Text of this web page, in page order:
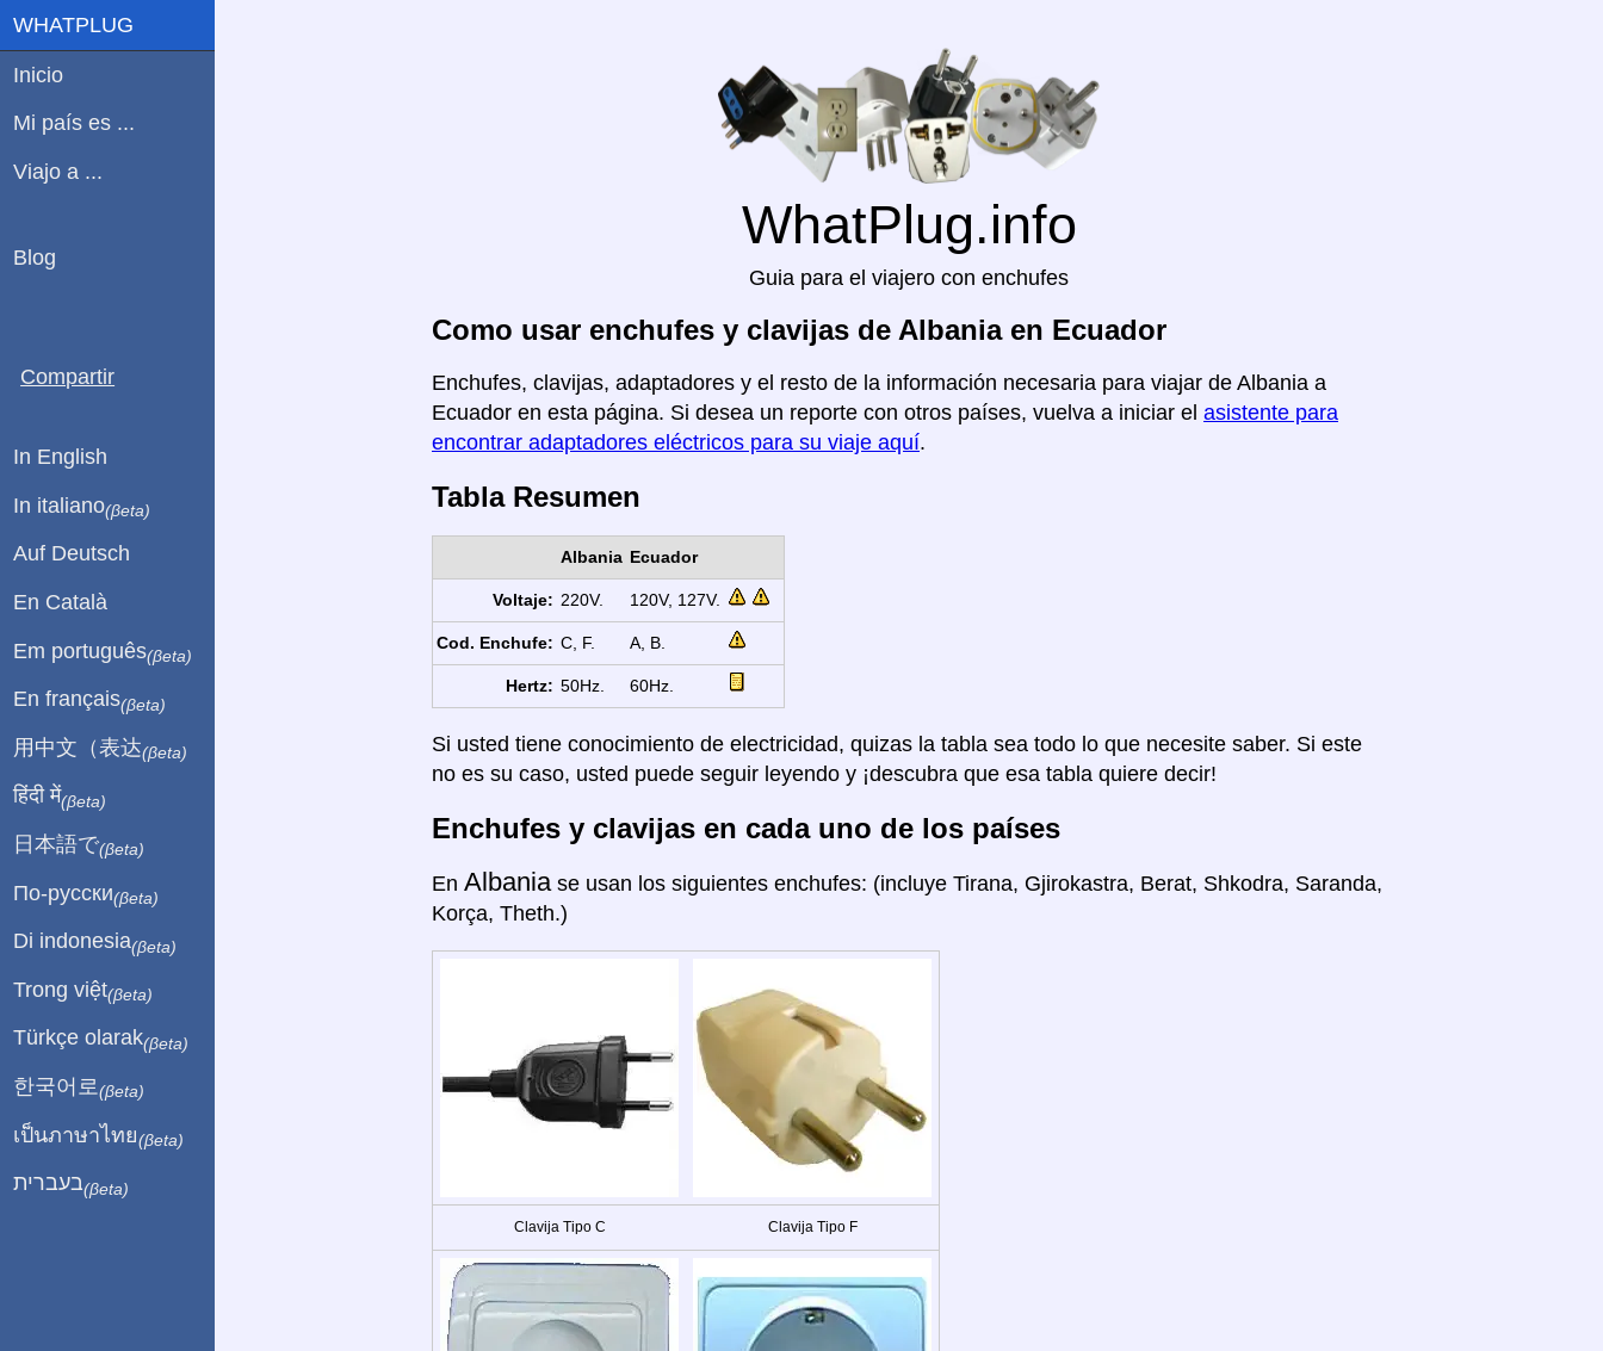
WhatPlug.info
Guia para el viajero con enchufes
Como usar enchufes y clavijas de Albania en Ecuador
Enchufes, clavijas, adaptadores y el resto de la información necesaria para viajar de Albania a
Ecuador en esta página. Si desea un reporte con otros países, vuelva a iniciar el asistente para
encontrar adaptadores eléctricos para su viaje aquí.
Tabla Resumen
Albania Ecuador
Voltaje: 220V. 120V, 127V.
Cod. Enchufe: C, F. A, B.
Hertz: 50Hz. 60Hz.
Si usted tiene conocimiento de electricidad, quizas la tabla sea todo lo que necesite saber. Si este
no es su caso, usted puede seguir leyendo y ¡descubra que esa tabla quiere decir!
Enchufes y clavijas en cada uno de los países
En Albania se usan los siguientes enchufes: (incluye Tirana, Gjirokastra, Berat, Shkodra, Saranda,
Korça, Theth.)
Clavija Tipo C Clavija Tipo F
WHATPLUG
Inicio
Mi país es ...
Viajo a ...
Blog
Compartir
In English
In italiano(βeta)
Auf Deutsch
En Català
Em português(βeta)
En français(βeta)
用中文（表达(βeta)
हिंदी में(βeta)
日本語で(βeta)
По-русски(βeta)
Di indonesia(βeta)
Trong việt(βeta)
Türkçe olarak(βeta)
한국어로 (βeta)
เป็นภาษาไทย(βeta)
בעברית(βeta)